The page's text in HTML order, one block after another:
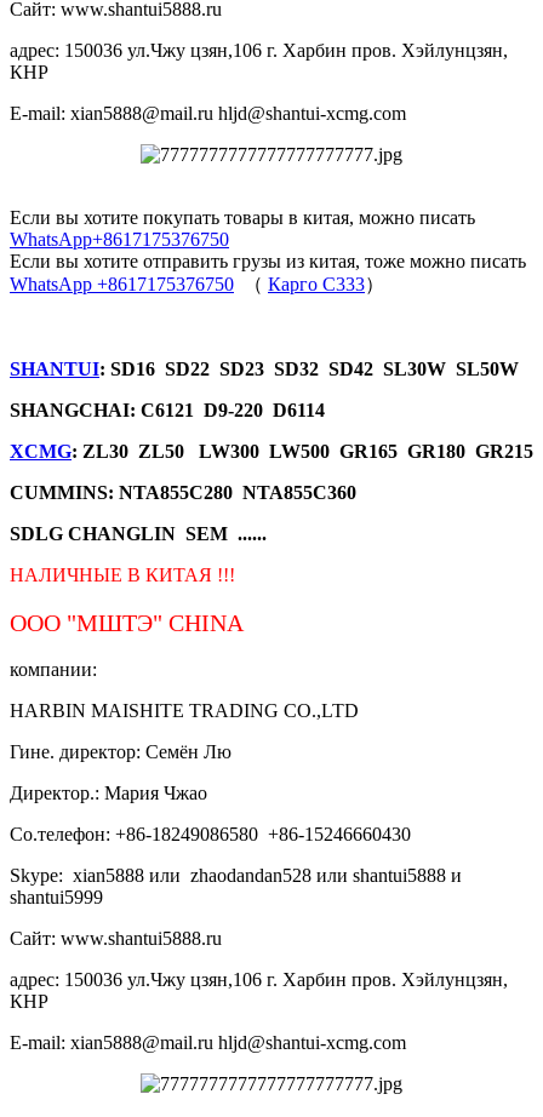
Сайт: www.shantui5888.ru
адрес: 150036 ул.Чжу цзян,106 г. Харбин пров. Хэйлунцзян,
КНР
E-mail: xian5888@mail.ru hljd@shantui-xcmg.com
Если вы хотите покупать товары в китая, можно писать
WhatsApp+8617175376750
Если вы хотите отправить грузы из китая, тоже можно писать
WhatsApp +8617175376750 （ Карго C333）
SHANTUI: SD16 SD22 SD23 SD32 SD42 SL30W SL50W
SHANGCHAI: C6121 D9-220 D6114
XCMG: ZL30 ZL50 LW300 LW500 GR165 GR180 GR215
CUMMINS: NTA855C280 NTA855C360
SDLG CHANGLIN SEM ......
НАЛИЧНЫЕ В КИТАЯ !!!
ООО "МШТЭ" CHINA
компании:
HARBIN MAISHITE TRADING CO.,LTD
Гине. директор: Семён Лю
Директор.: Мария Чжао
Со.телефон: +86-18249086580 +86-15246660430
Skype: xian5888 или zhaodandan528 или shantui5888 и
shantui5999
Сайт: www.shantui5888.ru
адрес: 150036 ул.Чжу цзян,106 г. Харбин пров. Хэйлунцзян,
КНР
E-mail: xian5888@mail.ru hljd@shantui-xcmg.com